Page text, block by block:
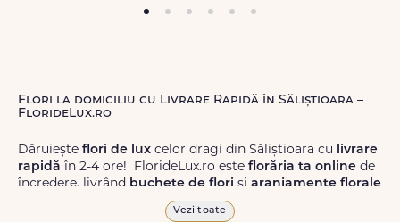
Flori la domiciliu cu Livrare Rapidă în Săliștioara –
FlorideLux.ro
Dăruiește flori de lux celor dragi din Săliștioara cu livrare
rapidă în 2-4 ore! FlorideLux.ro este florăria ta online de
încredere, livrând buchete de flori și aranjamente florale
de calitate superioară în Săliștioara și în toată România.
Vezi toate